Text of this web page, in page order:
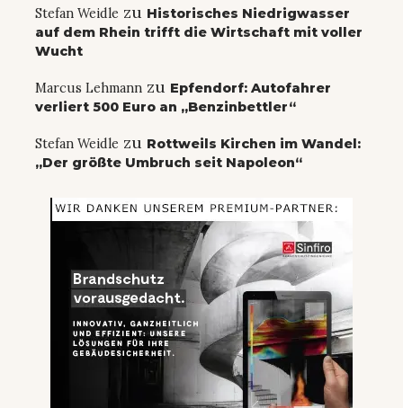
Stefan Weidle zu Historisches Niedrigwasser
auf dem Rhein trifft die Wirtschaft mit voller
Wucht
Marcus Lehmann zu Epfendorf: Autofahrer
verliert 500 Euro an „Benzinbettler“
Stefan Weidle zu Rottweils Kirchen im Wandel:
„Der größte Umbruch seit Napoleon“